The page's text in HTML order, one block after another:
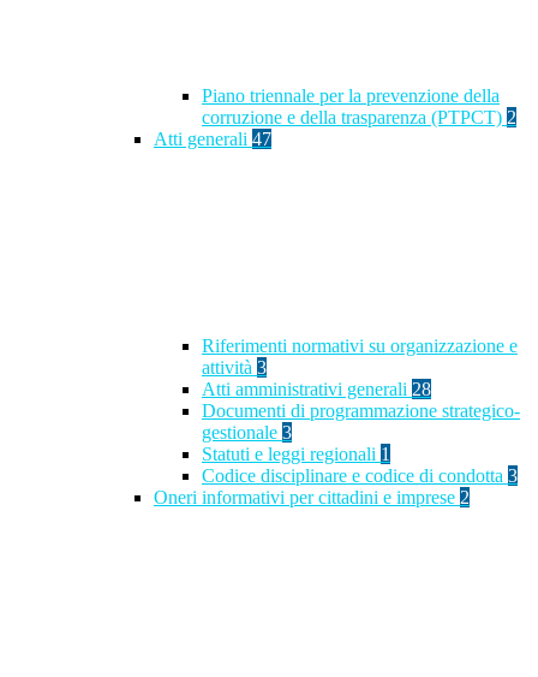
Piano triennale per la prevenzione della
corruzione e della trasparenza (PTPCT) 2
Atti generali 47
Riferimenti normativi su organizzazione e
attività 3
Atti amministrativi generali 28
Documenti di programmazione strategico-
gestionale 3
Statuti e leggi regionali 1
Codice disciplinare e codice di condotta 3
Oneri informativi per cittadini e imprese 2